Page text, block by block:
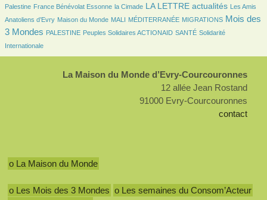
Palestine
246/3037France Bénévolat Essonne
61/3037 la Cimade
1186/3037 LA LETTRE actualités
32/3037
Les Amis
Anatoliens d’Evry
96/3037 Maison du Monde
24/3037 MALI
8/3037 MÉDITERRANÉE
189/3037 MIGRATIONS
1376/3037
Mois des
3 Mondes
104/3037 PALESTINE
112/3037 Peuples Solidaires ACTIONAID
160/3037 SANTÉ
274/3037
Solidarité
Internationale
La Maison du Monde d’Evry-Courcouronnes
12 allée Jean Rostand
91000 Evry-Courcouronnes
contact
o La Maison du Monde
o Les Mois des 3 Mondes o Les semaines du Consom’Acteur